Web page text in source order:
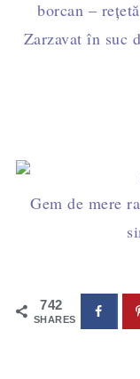
Zarzavat în suc
Gem de mere
742
SHARES